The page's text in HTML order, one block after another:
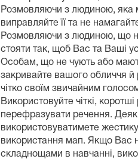
Розмовляючи з людиною, яка
виправляйте її та не
Розмовляючи з людиною, що не
стояти так, щоб Вас та Ваші
Особам, що не чують або
закривайте вашого обличчя й
чітко своїм звичайним
Використовуйте чіткі,
перефразувати речення.
використовуватимете
використання мап. Якщо Вас
складнощами в навчанні,